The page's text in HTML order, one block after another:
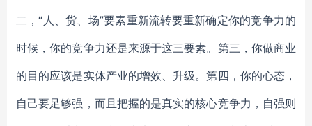
二，“人、货、场”要素重新流转要重新确定你的竞争力的
时候，你的竞争力还是来源于这三要素。第三，你做商业
的目的应该是实体产业的增效、升级。第四，你的心态，
自己要足够强，而且把握的是真实的核心竞争力，自强则